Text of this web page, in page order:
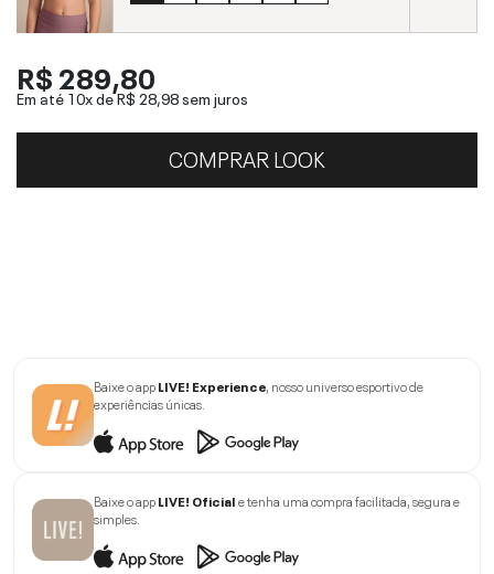
R$ 289,80
Em até 10x deR$ 28,98sem juros
COMPRAR LOOK
Baixe o appLIVE! Experience , nosso universo esportivo de
experiências únicas.
Baixe o appLIVE! Oficiale tenha uma compra facilitada, segura e
simples.